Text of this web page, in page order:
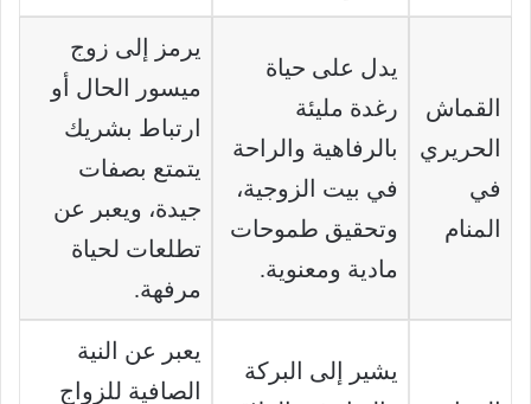
القماش
الحريري
في
المنام
يدل على حياة
رغدة مليئة
بالرفاهية والراحة
في بيت الزوجية،
وتحقيق طموحات
مادية ومعنوية.
يرمز إلى زوج
ميسور الحال أو
ارتباط بشريك
يتمتع بصفات
جيدة، ويعبر عن
تطلعات لحياة
مرفهة.
يشير إلى البركة
يعبر عن النية
الصافية للزواج